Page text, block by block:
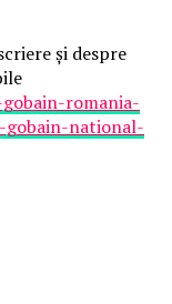
și despre
romania-
gobain-national-